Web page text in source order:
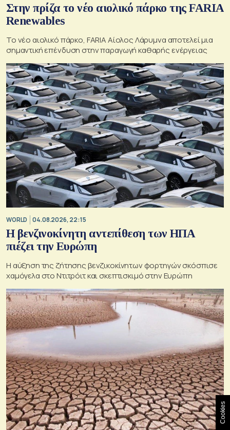
Στην πρίζα το νέο αιολικό πάρκο της FARIA
Renewables
Το νέο αιολικό πάρκο, FARIA Αίολος Λάρυμνα αποτελεί μια
σημαντική επένδυση στην παραγωγή καθαρής ενέργειας
WORLD 04.08.2026, 22:15
Η βενζινοκίνητη αντεπίθεση των ΗΠΑ
πιέζει την Ευρώπη
Η αύξηση της ζήτησης βενζικοκίνητων φορτηγών σκόσπισε
χαμόγελα στο Ντιτρόιτ και σκεπτισκιμό στην Ευρώπη
Cookies